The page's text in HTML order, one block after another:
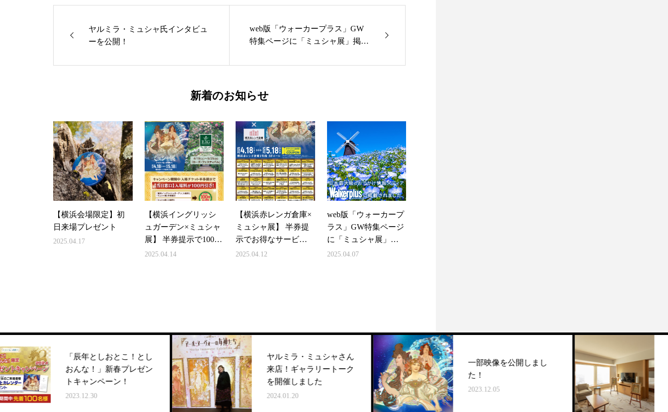
ヤルミラ・ミュシャ氏インタビュ
ーを公開！
web版「ウォーカープラス」GW
特集ページに「ミュシャ展」掲載
新着のお知らせ
【横浜会場限定】初
日来場プレゼント
2025.04.17
【横浜イングリッシ
ュガーデン×ミュシャ
展】 半券提示で100円
引き！
2025.04.14
【横浜赤レンガ倉庫×
ミュシャ展】 半券提
示でお得なサービ
ス！
2025.04.12
web版「ウォーカープ
ラス」GW特集ページ
に「ミュシャ展」掲
載中！
2025.04.07
「辰年としおとこ！とし
おんな！」新春プレゼン
トキャンペーン！
2023.12.30
ヤルミラ・ミュシャさん
来店！ギャラリートーク
を開催しました
2024.01.20
一部映像を公開しまし
た！
2023.12.05
展覧会とインタ
ネンタルホテル
ラボレーション！
2023.12.26